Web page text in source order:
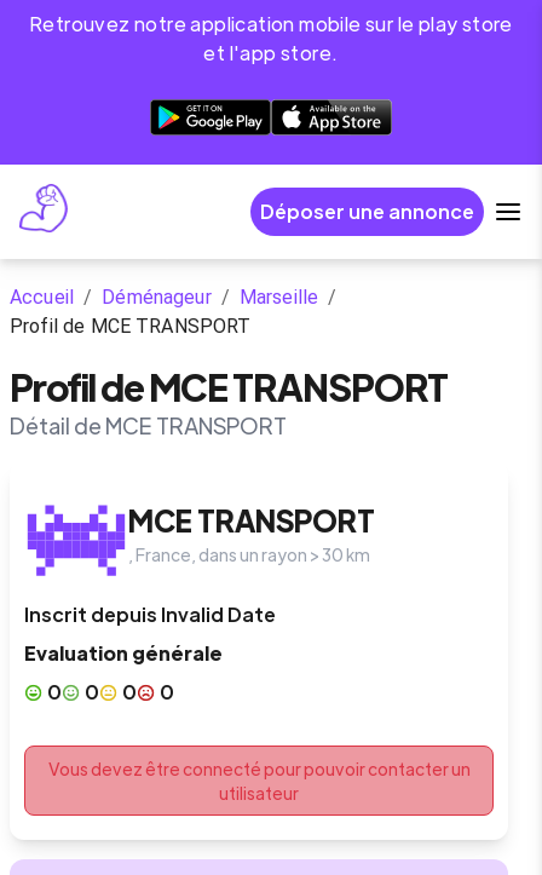
Retrouvez notre application mobile sur le play store
et l'app store.
Déposer une annonce
Accueil / Déménageur / Marseille /
Profil de MCE TRANSPORT
Profil de MCE TRANSPORT
Détail de MCE TRANSPORT
MCE TRANSPORT
France , dans un rayon > 30 km
Inscrit depuis Invalid Date
Evaluation générale
0
0 0 0
Vous devez être connecté pour pouvoir contacter un
utilisateur